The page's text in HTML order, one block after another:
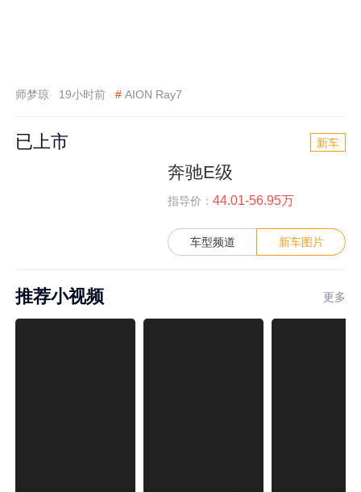
师梦琼 19小时前 # AION Ray7
已上市 新车
奔驰E级
指导价： 44.01-56.95万
车型频道 新车图片
推荐小视频 更多